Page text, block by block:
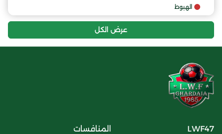
الهبوط
عرض الكل
LWF47 المنافسات